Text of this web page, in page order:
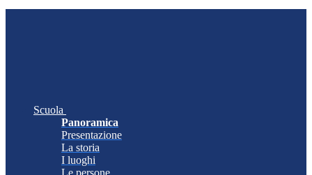
Scuola
Panoramica
Presentazione
La storia
I luoghi